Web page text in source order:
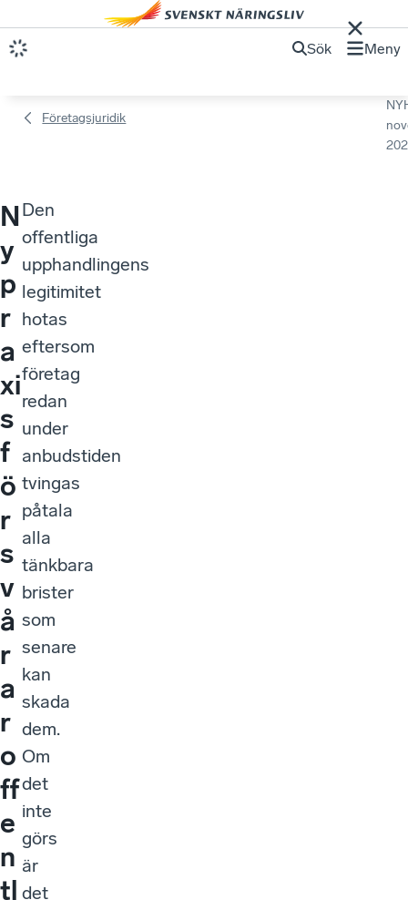
Sök Meny
Företagsjuridik
N
y
p
r
a
xi
s
f
ö
r
s
v
å
r
a
r
o
ff
e
n
tl
Den
offentliga
upphandlingens
legitimitet
hotas
eftersom
företag
redan
under
anbudstiden
tvingas
påtala
alla
tänkbara
brister
som
senare
kan
skada
dem.
Om
det
inte
görs
är
det